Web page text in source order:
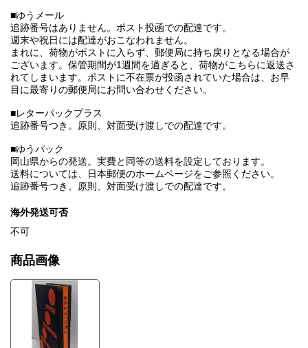
■ゆうメール
追跡番号はありません。ポスト投函での配達です。
週末や祝日には配達がおこなわれません。
まれに、荷物がポストに入らず、郵便局に持ち戻りとなる場合が
ございます。保管期間が1週間を過ぎると、荷物がこちらに返送さ
れてしまいます。ポストに不在票が投函されていた場合は、お早
目に最寄りの郵便局にお問い合わせください。
■レターパックプラス
追跡番号つき。原則、対面受け渡しでの配達です。
■ゆうパック
岡山県からの発送。実費と同等の送料を設定しております。
送料については、日本郵便のホームページをご参照ください。
追跡番号つき。原則、対面受け渡しでの配達です。
海外発送可否
不可
商品画像